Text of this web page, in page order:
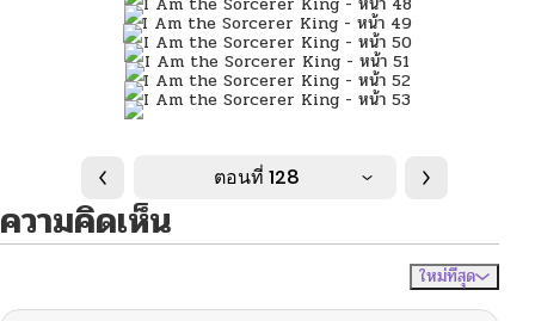
ตอนที่ 128
ความคิดเห็น
ใหม่ที่สุด